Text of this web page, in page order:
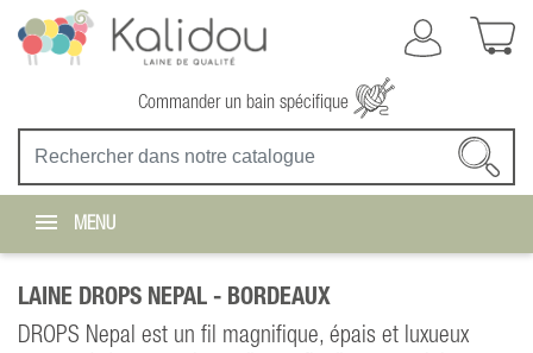
Commander un bain spécifique
MENU
LAINE DROPS NEPAL - BORDEAUX
DROPS Nepal est un fil magnifique, épais et luxueux